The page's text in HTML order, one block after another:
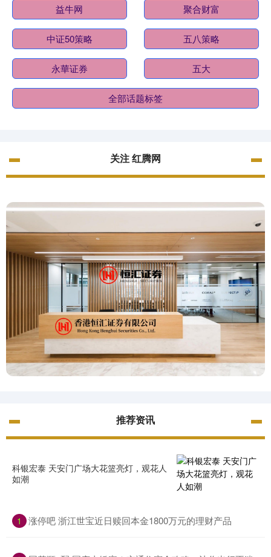
益牛网 聚合财富
中证50策略 五八策略
永華证券 五大
全部话题标签
关注 红腾网
推荐资讯
科银宏泰 天安门广场大花篮亮灯，观花人
如潮
1 涨停吧 浙江世宝近日赎回本金1800万元的理财产品